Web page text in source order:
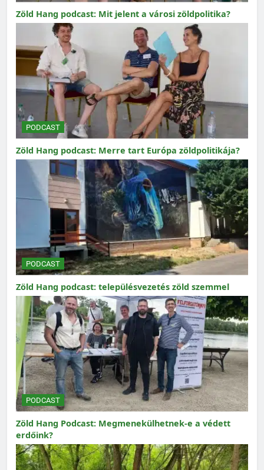
Zöld Hang podcast: Mit jelent a városi zöldpolitika?
PODCAST
Zöld Hang podcast: Merre tart Európa zöldpolitikája?
PODCAST
Zöld Hang podcast: településvezetés zöld szemmel
PODCAST
Zöld Hang Podcast: Megmenekülhetnek-e a védett
erdőink?